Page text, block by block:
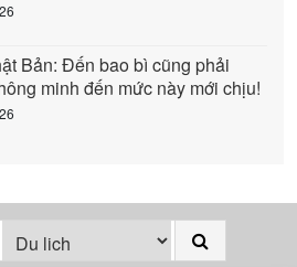
Bản: Đến bao bì cũng phải
minh đến mức này mới chịu!